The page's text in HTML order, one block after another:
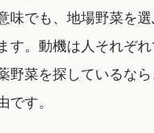
味でも、地場野菜を
す。動機は人それぞれ
野菜を探しているな
す。